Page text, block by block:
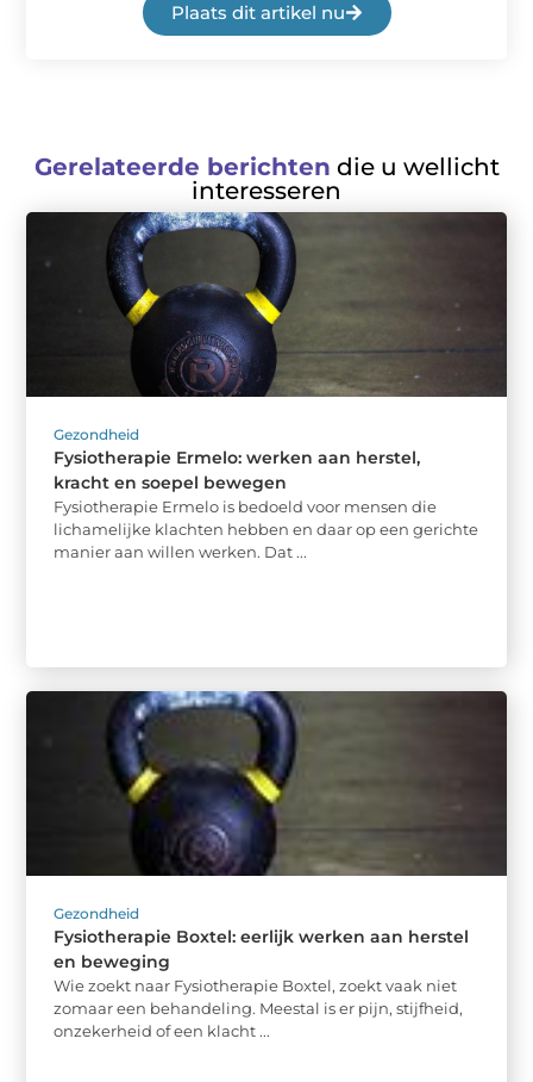
Plaats dit artikel nu
Gerelateerde berichten die u wellicht
interesseren
Gezondheid
Fysiotherapie Ermelo: werken aan herstel,
kracht en soepel bewegen
Fysiotherapie Ermelo is bedoeld voor mensen die
lichamelijke klachten hebben en daar op een gerichte
manier aan willen werken. Dat ...
Gezondheid
Fysiotherapie Boxtel: eerlijk werken aan herstel
en beweging
Wie zoekt naar Fysiotherapie Boxtel, zoekt vaak niet
zomaar een behandeling. Meestal is er pijn, stijfheid,
onzekerheid of een klacht ...